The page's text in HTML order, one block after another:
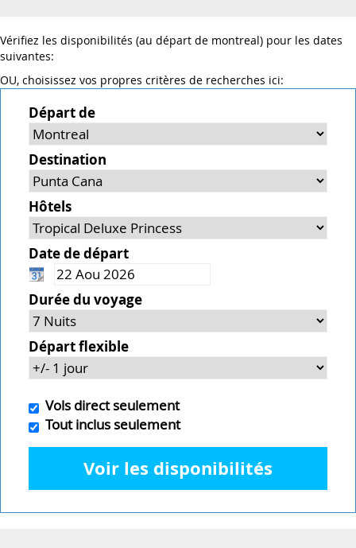
Vérifiez les disponibilités (au départ de montreal) pour les dates
suivantes:
OU, choisissez vos propres critères de recherches ici:
Départ de
Destination
Hôtels
Date de départ
Durée du voyage
Départ flexible
Vols direct seulement
Tout inclus seulement
Voir les disponibilités